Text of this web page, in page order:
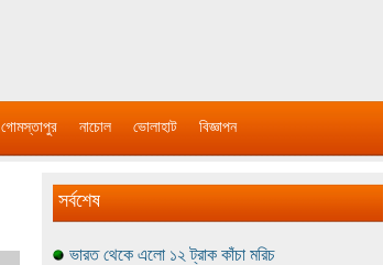
গোমস্তাপুর নাচোল ভোলাহাট বিজ্ঞাপন
সর্বশেষ
ভারত থেকে এলো ১২ ট্রাক কাঁচা মরিচ